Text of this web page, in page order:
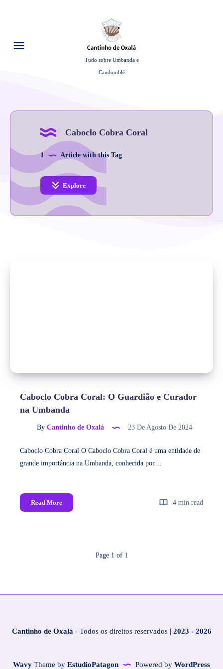
Tudo sobre Umbanda e
Candomblé
Caboclo Cobra Coral
1 Article with this Tag
Explore
Caboclo Cobra Coral: O Guardião e Curador
na Umbanda
By Cantinho de Oxalá 23 De Agosto De 2024
Caboclo Cobra Coral O Caboclo Cobra Coral é uma entidade de
grande importância na Umbanda, conhecida por…
Read More 4 min read
Page 1 of 1
Cantinho de Oxalá - Todos os direitos reservados | 2023 - 2026
Wavy Theme by EstudioPatagon Powered by WordPress